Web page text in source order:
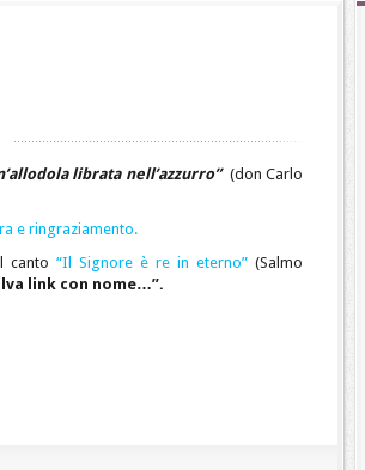
librata nell’azzurro” (don Carlo
e ringraziamento.
canto “Il Signore è re in eterno” (Salmo
link con nome…”.